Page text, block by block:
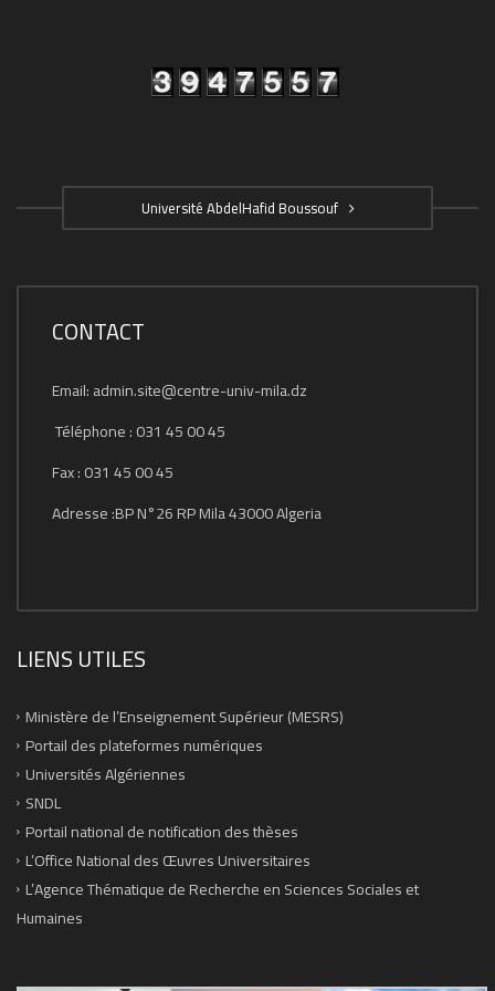
Université AbdelHafid Boussouf
CONTACT
Email: admin.site@centre-univ-mila.dz
Téléphone : 031 45 00 45
Fax : 031 45 00 45
Adresse :BP N°26 RP Mila 43000 Algeria
LIENS UTILES
Ministère de l’Enseignement Supérieur (MESRS)
Portail des plateformes numériques
Universités Algériennes
SNDL
Portail national de notification des thèses
L’Office National des Œuvres Universitaires
L’Agence Thématique de Recherche en Sciences Sociales et
Humaines